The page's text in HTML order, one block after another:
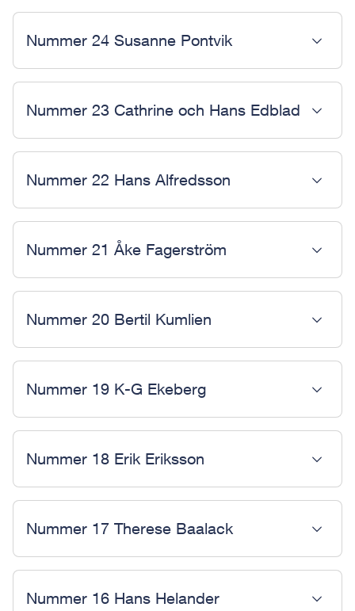
Nummer 24 Susanne Pontvik
Nummer 23 Cathrine och Hans Edblad
Nummer 22 Hans Alfredsson
Nummer 21 Åke Fagerström
Nummer 20 Bertil Kumlien
Nummer 19 K-G Ekeberg
Nummer 18 Erik Eriksson
Nummer 17 Therese Baalack
Nummer 16 Hans Helander